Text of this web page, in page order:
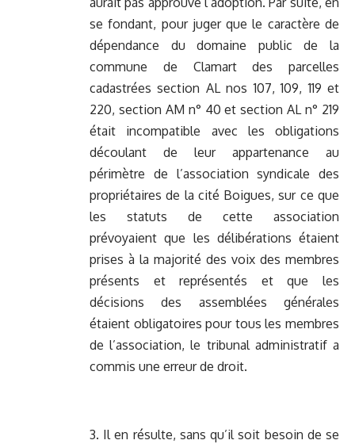
se fondant, pour juger que le caractère de
dépendance du domaine public de la
commune de Clamart des parcelles
cadastrées section AL nos 107, 109, 119 et
220, section AM n° 40 et section AL n° 219
était incompatible avec les obligations
découlant de leur appartenance au
périmètre de l’association syndicale des
propriétaires de la cité Boigues, sur ce que
les statuts de cette association
prévoyaient que les délibérations étaient
prises à la majorité des voix des membres
présents et représentés et que les
décisions des assemblées générales
étaient obligatoires pour tous les membres
de l’association, le tribunal administratif a
commis une erreur de droit.
3. Il en résulte, sans qu’il soit besoin de se